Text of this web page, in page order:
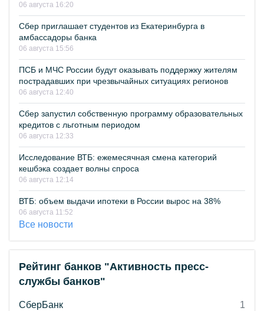
06 августа 16:20
Сбер приглашает студентов из Екатеринбурга в
амбассадоры банка
06 августа 15:56
ПСБ и МЧС России будут оказывать поддержку жителям
пострадавших при чрезвычайных ситуациях регионов
06 августа 12:40
Сбер запустил собственную программу образовательных
кредитов с льготным периодом
06 августа 12:33
Исследование ВТБ: ежемесячная смена категорий
кешбэка создает волны спроса
06 августа 12:14
ВТБ: объем выдачи ипотеки в России вырос на 38%
06 августа 11:52
Все новости
Рейтинг банков "Активность пресс-
службы банков"
СберБанк
1